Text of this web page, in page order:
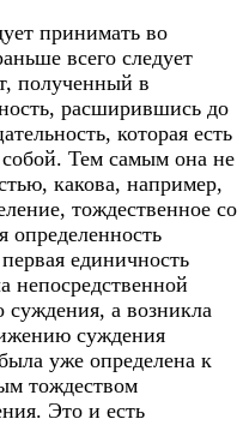
принимать во
всего следует
полученный в
расширившись до
которая есть
Тем самым она не
какова, например,
тождественное со
определенность
единичность
непосредственной
а возникла
суждения
уже определена к
тождеством
Это и есть